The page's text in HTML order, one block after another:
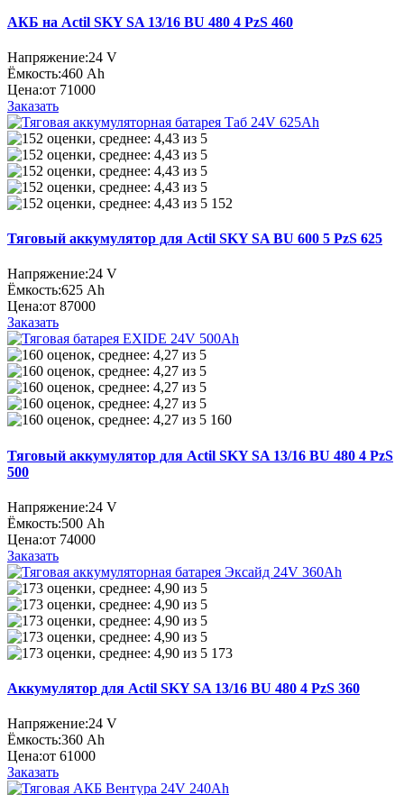
АКБ на Actil SKY SA 13/16 BU 480 4 PzS 460
Напряжение:24 V
Ёмкость:460 Ah
Цена:от 71000
Заказать
152
Тяговый аккумулятор для Actil SKY SA BU 600 5 PzS 625
Напряжение:24 V
Ёмкость:625 Ah
Цена:от 87000
Заказать
160
Тяговый аккумулятор для Actil SKY SA 13/16 BU 480 4 PzS
500
Напряжение:24 V
Ёмкость:500 Ah
Цена:от 74000
Заказать
173
Аккумулятор для Actil SKY SA 13/16 BU 480 4 PzS 360
Напряжение:24 V
Ёмкость:360 Ah
Цена:от 61000
Заказать